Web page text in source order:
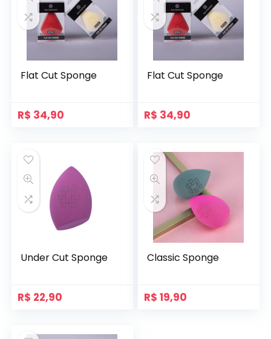
Flat Cut Sponge
R$ 34,90
Flat Cut Sponge
R$ 34,90
Under Cut Sponge
R$ 22,90
Classic Sponge
R$ 19,90